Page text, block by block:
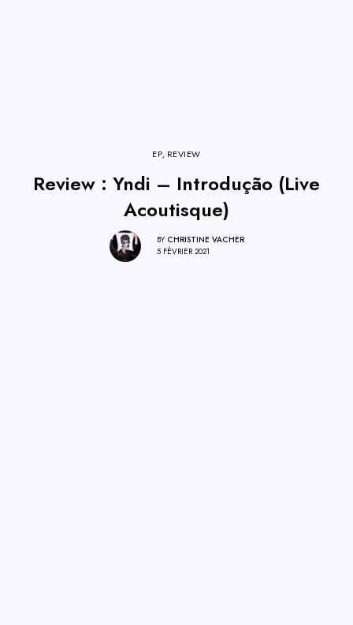
EP, REVIEW
Review : Yndi – Introdução (Live
Acoutisque)
BY CHRISTINE VACHER
5 FÉVRIER 2021